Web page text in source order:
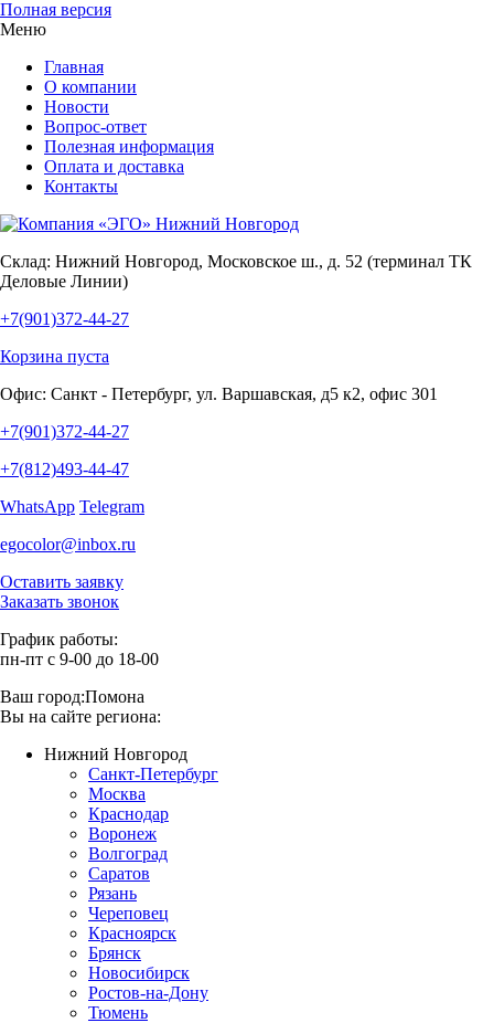
Полная версия
Меню
Главная
О компании
Новости
Вопрос-ответ
Полезная информация
Оплата и доставка
Контакты
Склад: Нижний Новгород, Московское ш., д. 52 (терминал ТК
Деловые Линии)
+7(901)372-44-27
Корзина пуста
Офис: Санкт - Петербург, ул. Варшавская, д5 к2, офис 301
+7(901)372-44-27
+7(812)493-44-47
WhatsApp Telegram
egocolor@inbox.ru
Оставить заявку
Заказать звонок
График работы:
пн-пт с 9-00 до 18-00
Ваш город:Помона
Вы на сайте региона:
Нижний Новгород
Санкт-Петербург
Москва
Краснодар
Воронеж
Волгоград
Саратов
Рязань
Череповец
Красноярск
Брянск
Новосибирск
Ростов-на-Дону
Тюмень